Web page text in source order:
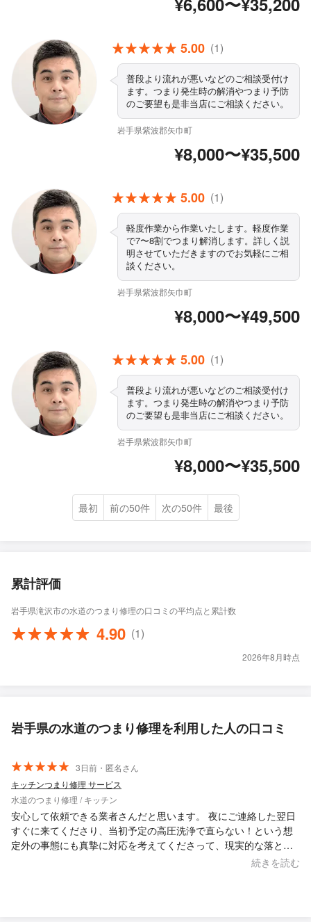
はお気軽にご相談ください！
5.00 (1)
普段より流れが悪いなどのご相談受付け
ます。つまり発生時の解消やつまり予防
のご要望も是非当店にご相談ください。
岩手県紫波郡矢巾町
¥8,000〜¥35,500
5.00 (1)
軽度作業から作業いたします。軽度作業
で7〜8割でつまり解消します。詳しく説
明させていただきますのでお気軽にご相
談ください。
岩手県紫波郡矢巾町
¥8,000〜¥49,500
5.00 (1)
普段より流れが悪いなどのご相談受付け
ます。つまり発生時の解消やつまり予防
のご要望も是非当店にご相談ください。
岩手県紫波郡矢巾町
¥8,000〜¥35,500
最初 前の50件 次の50件 最後
累計評価
岩手県滝沢市の水道のつまり修理の口コミの平均点と累計数
4.90 (1)
2026年8月時点
岩手県の水道のつまり修理を利用した人の口コミ
3日前・匿名さん
キッチンつまり修理 サービス
水道のつまり修理 / キッチン
安心して依頼できる業者さんだと思います。 夜にご連絡した翌日
すぐに来てくださり、当初予定の高圧洗浄で直らない！という想
定外の事態にも真摯に対応を考えてくださって、現実的な落とし
どころをご提案いただき大変ありがたかったです。（しかも大手
続きを読む